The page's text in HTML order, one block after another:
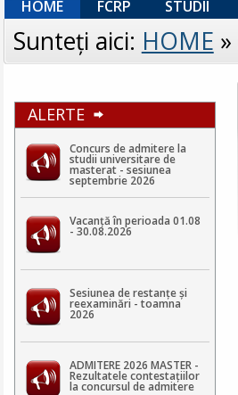
HOME FCRP STUDII
Sunteţi aici: HOME »
ALERTE
Concurs de admitere la
studii universitare de
masterat - sesiunea
septembrie 2026
Vacanță în perioada 01.08
- 30.08.2026
Sesiunea de restanțe și
reexaminări - toamna
2026
ADMITERE 2026 MASTER -
Rezultatele contestaţiilor
la concursul de admitere